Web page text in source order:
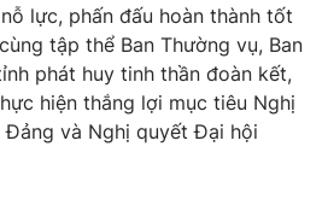
Tấm lòng Việt
Vươn mình bằng AI
lực, phấn đấu hoàn thành tốt
tập thể Ban Thường vụ, Ban
phát huy tinh thần đoàn kết,
hiện thắng lợi mục tiêu Nghị
và Nghị quyết Đại hội